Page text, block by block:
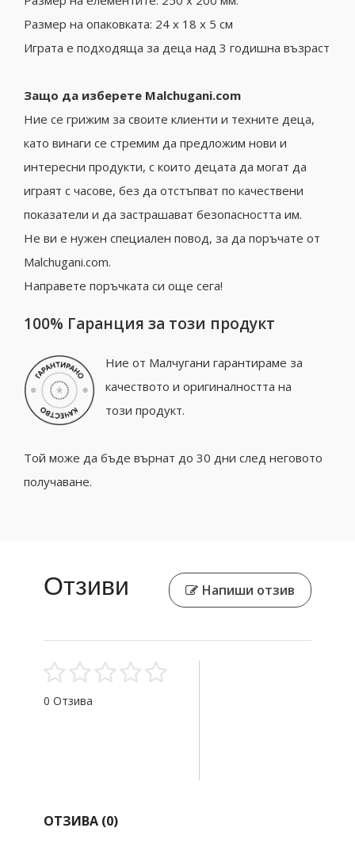
Размер на опаковката: 24 x 18 x 5 см
Играта е подходяща за деца над 3 годишна възраст
Защо да изберете Malchugani.com
Ние се грижим за своите клиенти и техните деца,
като винаги се стремим да предложим нови и
интересни продукти, с които децата да могат да
играят с часове, без да отстъпват по качествени
показатели и да застрашават безопасността им.
Не ви е нужен специален повод, за да поръчате от
Malchugani.com.
Направете поръчката си още сега!
100% Гаранция за този продукт
Ние от Малчугани гарантираме за
качеството и оригиналността на
този продукт.
Той може да бъде върнат до 30 дни след неговото
получаване.
Отзиви Напиши отзив
0 Отзива
ОТЗИВА (0)